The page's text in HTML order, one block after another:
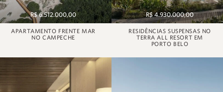
R$ 6.512.000,00
APARTAMENTO FRENTE MAR
NO CAMPECHE
R$ 4.930.000,00
RESIDÊNCIAS SUSPENSAS NO
TERRA ALL RESORT EM
PORTO BELO